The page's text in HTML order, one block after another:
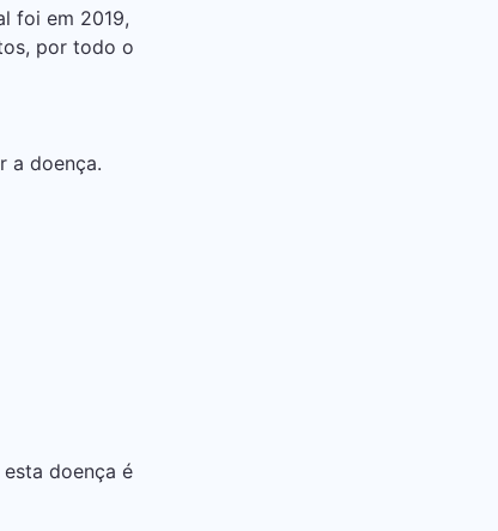
foi em 2019,
por todo o
a doença.
doença é